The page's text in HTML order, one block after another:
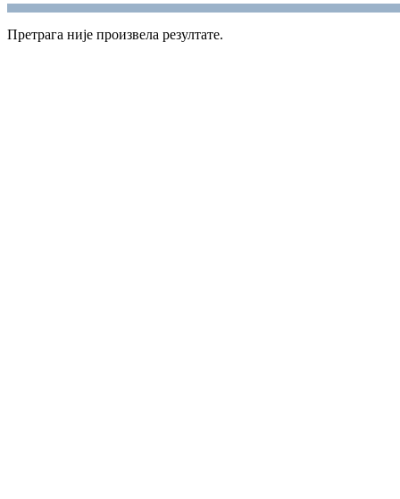
Претрага није произвела резултате.